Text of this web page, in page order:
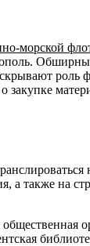
морской
роль
а также на